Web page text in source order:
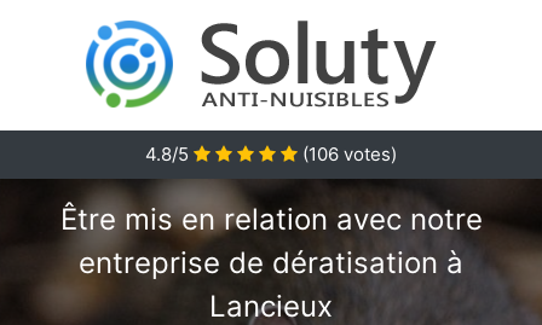
4.8/5 (106 votes)
Être mis en relation avec notre
entreprise de dératisation à
Lancieux